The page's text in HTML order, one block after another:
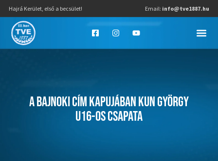
Hajrá Kerület, első a becsület! Email: info@tve1887.hu
A BAJNOKI CÍM KAPUJÁBAN KUN GYÖRGY
U16-OS CSAPATA